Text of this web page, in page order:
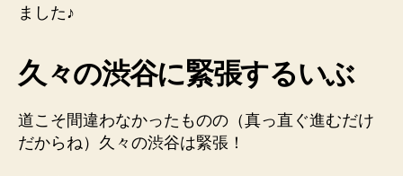
ました♪
久々の渋谷に緊張するいぶ
道こそ間違わなかったものの（真っ直ぐ進むだけ
だからね）久々の渋谷は緊張！